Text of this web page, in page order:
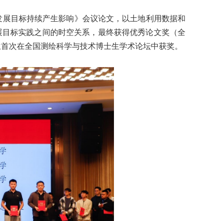
目标持续产生影响》会议论文，以土地利用数据和
标实践之间的时空关系，最终获得优秀论文奖（全
次在全国测绘科学与技术博士生学术论坛中获奖。